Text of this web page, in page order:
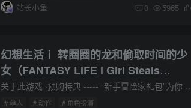
站长小鱼 0 5965
幻想生活ｉ 转圈圈的龙和偷取时间的少
女（FANTASY LIFE i Girl Steals
Time）v1.1.4官中简体
关于此游戏 ·预购特典 ----- “新手冒险家礼包”为你的幻想乡之旅保驾护航！ 内含能够提升经验值获取量的饰品“蝴蝶吊坠”，还配备了9种实用的消耗性道具哦！ ----- 钓钓鱼，做做菜，建设建设...
# 单人 # 动作 # 角色扮演